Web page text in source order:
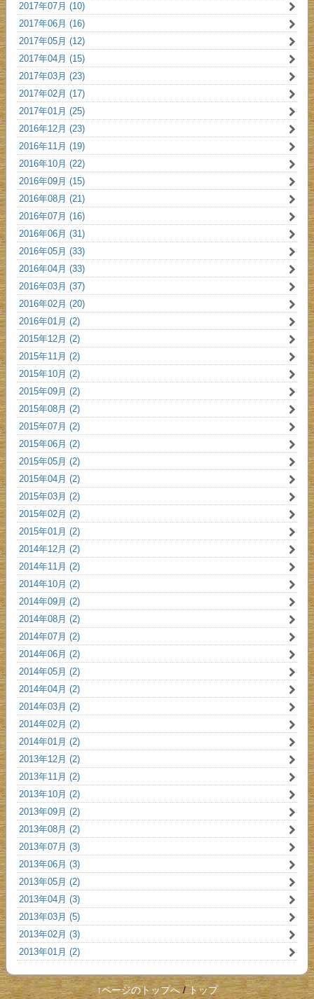
2017年07月 (10)
2017年06月 (16)
2017年05月 (12)
2017年04月 (15)
2017年03月 (23)
2017年02月 (17)
2017年01月 (25)
2016年12月 (23)
2016年11月 (19)
2016年10月 (22)
2016年09月 (15)
2016年08月 (21)
2016年07月 (16)
2016年06月 (31)
2016年05月 (33)
2016年04月 (33)
2016年03月 (37)
2016年02月 (20)
2016年01月 (2)
2015年12月 (2)
2015年11月 (2)
2015年10月 (2)
2015年09月 (2)
2015年08月 (2)
2015年07月 (2)
2015年06月 (2)
2015年05月 (2)
2015年04月 (2)
2015年03月 (2)
2015年02月 (2)
2015年01月 (2)
2014年12月 (2)
2014年11月 (2)
2014年10月 (2)
2014年09月 (2)
2014年08月 (2)
2014年07月 (2)
2014年06月 (2)
2014年05月 (2)
2014年04月 (2)
2014年03月 (2)
2014年02月 (2)
2014年01月 (2)
2013年12月 (2)
2013年11月 (2)
2013年10月 (2)
2013年09月 (2)
2013年08月 (2)
2013年07月 (3)
2013年06月 (3)
2013年05月 (2)
2013年04月 (3)
2013年03月 (5)
2013年02月 (3)
2013年01月 (2)
↑ページのトップへ/トップ